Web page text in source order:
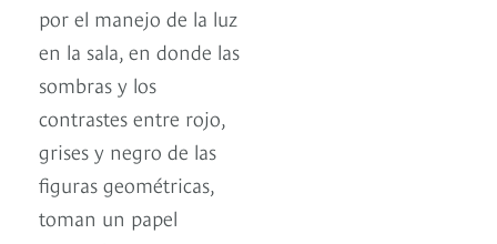
por el manejo de la luz
en la sala, en donde las
sombras y los
contrastes entre rojo,
grises y negro de las
figuras geométricas,
toman un papel